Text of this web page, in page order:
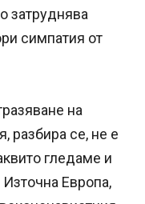
затруднява
симпатия от
на
разбира се, не е
гледаме и
Източна Европа,